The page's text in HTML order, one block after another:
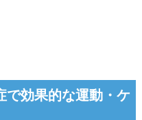
で効果的な運動・ケ